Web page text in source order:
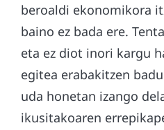
beroaldi ekonomikora
baino ez bada ere.
eta ez diot inori kargu
egitea erabakitzen
uda honetan izango
ikusitakoaren